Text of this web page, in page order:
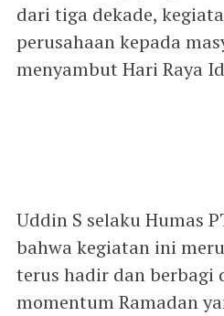
dari tiga dekade,
perusahaan kepada
menyambut Hari Raya
Uddin S selaku Humas
bahwa kegiatan ini
terus hadir dan berbagi
momentum Ramadan